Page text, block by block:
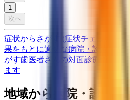
1
次へ
症状からさがす (症状チェッカー)
果をもとに適切な病院・診療所を
がす歯医者さんの対面診療予約・
ます
地域から病院・診療所